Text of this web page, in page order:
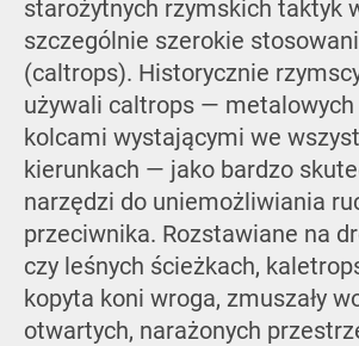
starożytnych rzymskich taktyk
szczególnie szerokie
(caltrops). Historycznie
używali caltrops — metalowych
kolcami wystającymi we
kierunkach — jako bardzo
narzędzi do uniemożliwiania
przeciwnika. Rozstawiane na
czy leśnych ścieżkach,
kopyta koni wroga, zmuszały
otwartych, narażonych